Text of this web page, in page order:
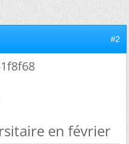
#2
en février